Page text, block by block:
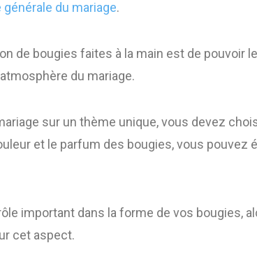
du mariage.
de bougies faites à la main est de pouvoir
du mariage.
sur un thème unique, vous devez
et le parfum des bougies, vous pouvez
important dans la forme de vos bougies,
cet aspect.